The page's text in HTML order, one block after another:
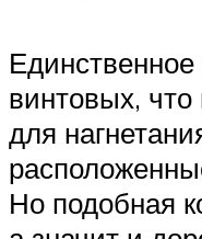
Единственное
винтовых,
для
Но подобная